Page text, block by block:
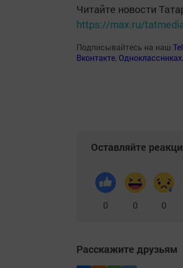
Читайте новости
https://max.ru/
Подписывайтесь на наш
Вконтакте, Одноклассниках,
Оставляйте
0 0 0
Расскажите друзьям